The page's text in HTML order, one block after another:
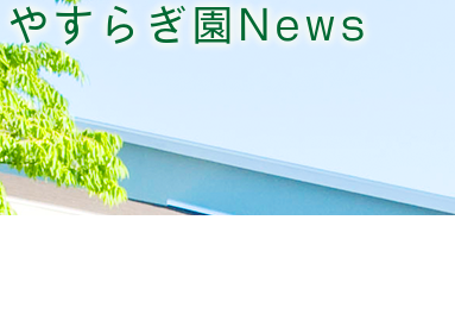
やすらぎ園News